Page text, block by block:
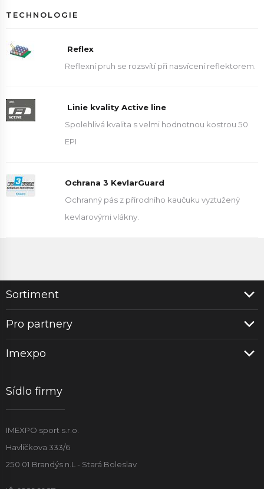
TECHNOLOGIE
Reflex
Reflexní pruh se rozsvítí při nasvícení reflektorem.
Linie kvality Active line
Spolehlivá kvalita s velmi hodnotnou kostrou 50
EPI
Ochrana 3 KevlarGuard
Ochranný pás z přírodního kaučuku vyztužený
kevlarovými vlákny.
Sortiment
Pro partnery
Imexpo
Sídlo firmy
IMEXPO sport s.r.o.
Havlíčkova 333/6
250 01 Brandýs n.L - Stará Boleslav